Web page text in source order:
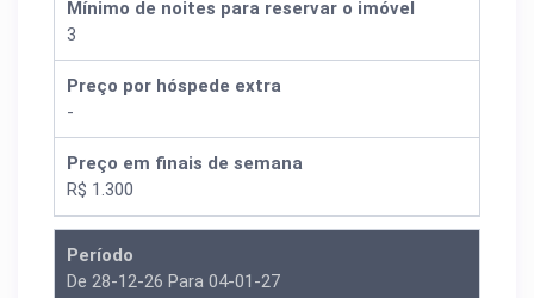
Mínimo de noites para reservar o imóvel
3
Preço por hóspede extra
-
Preço em finais de semana
R$ 1.300
Período
De 28-12-26 Para 04-01-27